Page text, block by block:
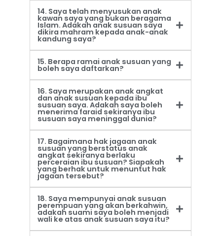
14. Saya telah menyusukan anak
kawan saya yang bukan beragama
Islam. Adakah anak susuan saya
dikira mahram kepada anak-anak
kandung saya?
15. Berapa ramai anak susuan yang
boleh saya daftarkan?
16. Saya merupakan anak angkat
dan anak susuan kepada ibu
susuan saya. Adakah saya boleh
menerima faraid sekiranya ibu
susuan saya meninggal dunia?
17. Bagaimana hak jagaan anak
susuan yang berstatus anak
angkat sekiranya berlaku
perceraian ibu susuan? Siapakah
yang berhak untuk menuntut hak
jagaan tersebut?
18. Saya mempunyai anak susuan
perempuan yang akan berkahwin,
adakah suami saya boleh menjadi
wali ke atas anak susuan saya itu?